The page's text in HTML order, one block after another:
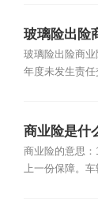
玻璃险出险
玻璃险出险商
年度未发生责任
商业险是什
商业险的意思
上一份保障。